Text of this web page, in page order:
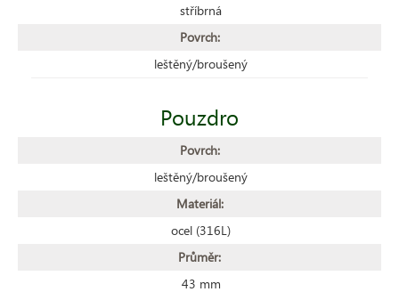
stříbrná
Povrch:
leštěný/broušený
Pouzdro
Povrch:
leštěný/broušený
Materiál:
ocel (316L)
Průměr:
43 mm